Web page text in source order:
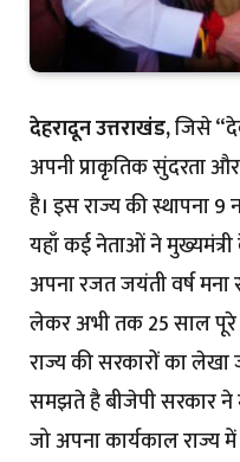
देहरादून उत्तराखंड,जिसे
अपनी प्राकृतिक सुंदरता
है। इस राज्य की स्थापना
यहाँ कई नेताओं ने मुख्यमंत्री
अपना रजत जयंती वर्ष
लेकर अभी तक 25 साल
राज्य की सरकारों का
समझते है बीजेपी सरकार ने
जो अपना कार्यकाल राज्य